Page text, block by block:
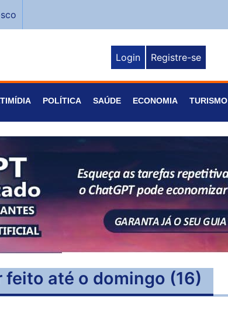
Login Registre-se
POLÍTICA SAÚDE ECONOMIA TURISMO
feito até o domingo (16)